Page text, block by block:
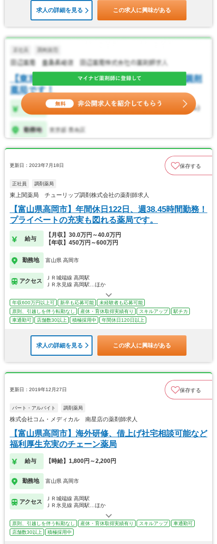
求人の詳細を見る この求人に興味がある
更新日：2023年7月18日 保存する
正社員 調剤薬局
東上関薬局 チューリップ調剤株式会社の薬剤師求人
【富山県高岡市】年間休日122日、週38.45時間勤務！
プライベートの充実も図れる薬局です。
給与
【月収】30.0万円～40.0万円
【年収】450万円～600万円
勤務地 富山県 高岡市
アクセス
ＪＲ城端線 高岡駅
ＪＲ氷見線 高岡駅…ほか
年収600万円以上可 新卒も応募可能
未経験者も応募可能
原則、引越しを伴う転勤なし
産休・育休取得実績有り スキルアップ
駅チカ
車通勤可
店舗数30以上 積極採用中 年間休日120日以上
求人の詳細を見る この求人に興味がある
更新日：2019年12月27日 保存する
パート・アルバイト 調剤薬局
株式会社コム・メディカル 南星店の薬剤師求人
【富山県高岡市】海外研修、借上げ社宅相談可能など
福利厚生充実のチェーン薬局
給与 【時給】1,800円～2,200円
勤務地 富山県 高岡市
アクセス
ＪＲ城端線 高岡駅
ＪＲ氷見線 高岡駅…ほか
原則、引越しを伴う転勤なし 産休・育休取得実績有り スキルアップ
車通勤可
店舗数30以上
積極採用中